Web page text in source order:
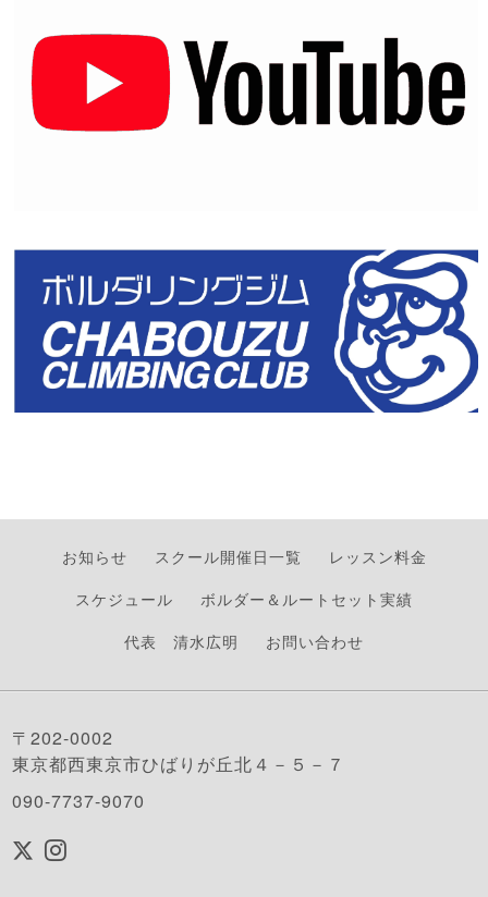
お知らせ スクール開催日一覧
レッスン料金
スケジュール
ボルダー＆ルートセット実績
代表 清水広明
お問い合わせ
〒202-0002
東京都西東京市ひばりが丘北４－５－７
090-7737-9070